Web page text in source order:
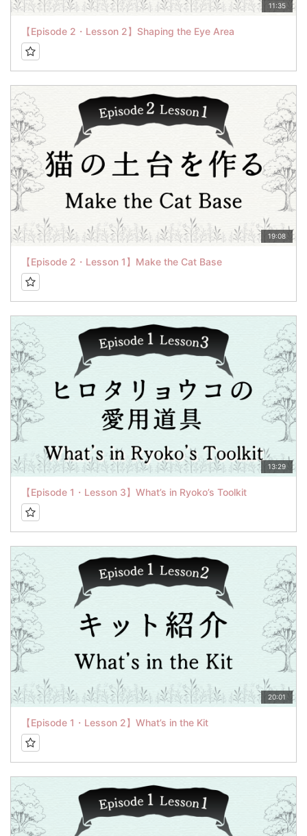
11:35
【Episode 2・Lesson 2】Shaping the Eye Area
19:08
【Episode 2・Lesson 1】Make the Cat Base
13:29
【Episode 1・Lesson 3】What’s in Ryoko’s Toolkit
20:01
【Episode 1・Lesson 2】What’s in the Kit